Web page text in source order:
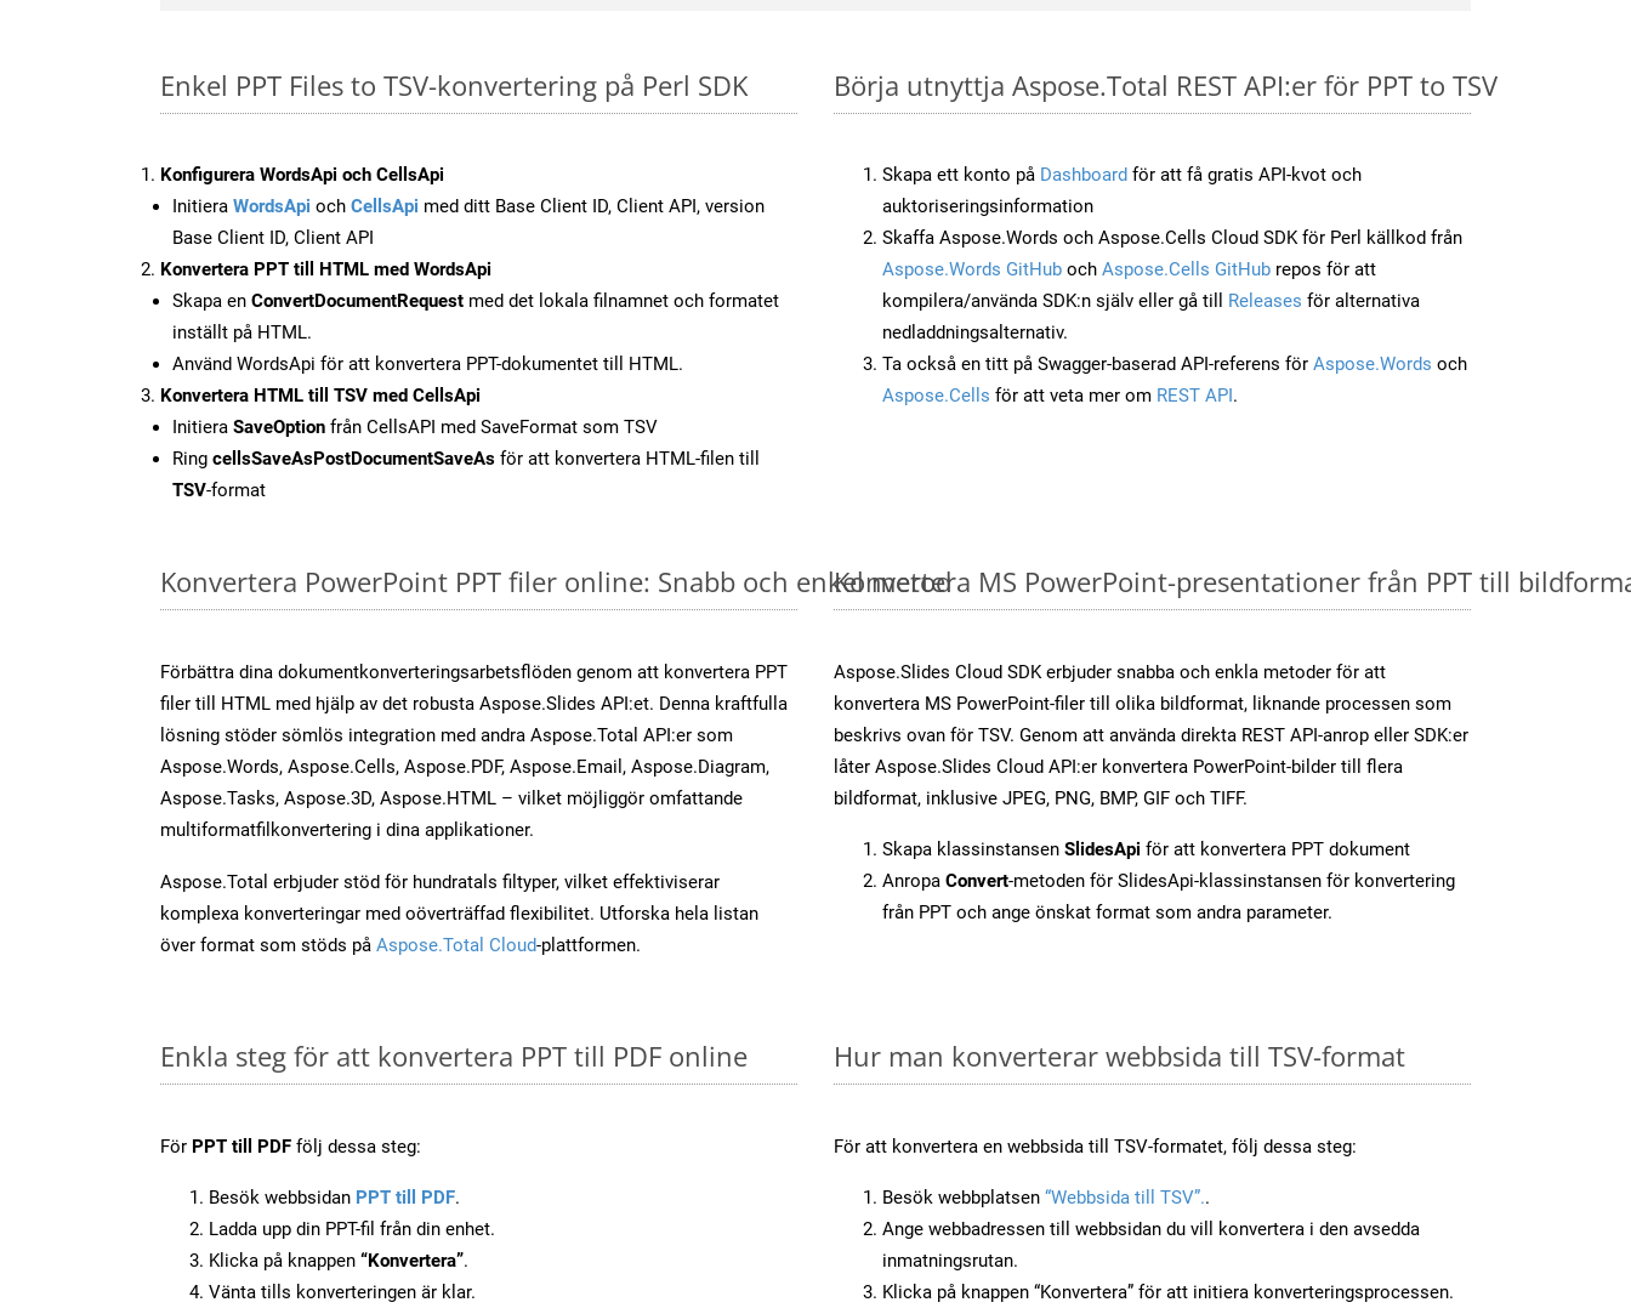
Enkel PPT Files to TSV-konvertering på Perl SDK
Konfigurera WordsApi och CellsApi
Initiera WordsApi och CellsApi med ditt Base Client ID, Client API, version
Base Client ID, Client API
Konvertera PPT till HTML med WordsApi
Skapa en ConvertDocumentRequest med det lokala filnamnet och formatet
inställt på HTML.
Använd WordsApi för att konvertera PPT-dokumentet till HTML.
Konvertera HTML till TSV med CellsApi
Initiera SaveOption från CellsAPI med SaveFormat som TSV
Ring cellsSaveAsPostDocumentSaveAs för att konvertera HTML-filen till
TSV-format
Börja utnyttja Aspose.Total REST API:er för PPT to TSV
Skapa ett konto på Dashboard för att få gratis API-kvot och
auktoriseringsinformation
Skaffa Aspose.Words och Aspose.Cells Cloud SDK för Perl källkod från
Aspose.Words GitHub och Aspose.Cells GitHub repos för att
kompilera/använda SDK:n själv eller gå till Releases för alternativa
nedladdningsalternativ.
Ta också en titt på Swagger-baserad API-referens för Aspose.Words och
Aspose.Cells för att veta mer om REST API.
Konvertera PowerPoint PPT filer online: Snabb och enkel metod
Förbättra dina dokumentkonverteringsarbetsflöden genom att konvertera PPT
filer till HTML med hjälp av det robusta Aspose.Slides API:et. Denna kraftfulla
lösning stöder sömlös integration med andra Aspose.Total API:er som
Aspose.Words, Aspose.Cells, Aspose.PDF, Aspose.Email, Aspose.Diagram,
Aspose.Tasks, Aspose.3D, Aspose.HTML – vilket möjliggör omfattande
multiformatfilkonvertering i dina applikationer.
Aspose.Total erbjuder stöd för hundratals filtyper, vilket effektiviserar
komplexa konverteringar med oöverträffad flexibilitet. Utforska hela listan
över format som stöds på Aspose.Total Cloud-plattformen.
Konvertera MS PowerPoint-presentationer från PPT till
Aspose.Slides Cloud SDK erbjuder snabba och enkla metoder för att
konvertera MS PowerPoint-filer till olika bildformat, liknande processen som
beskrivs ovan för TSV. Genom att använda direkta REST API-anrop eller SDK:er
låter Aspose.Slides Cloud API:er konvertera PowerPoint-bilder till flera
bildformat, inklusive JPEG, PNG, BMP, GIF och TIFF.
Skapa klassinstansen SlidesApi för att konvertera PPT dokument
Anropa Convert-metoden för SlidesApi-klassinstansen för konvertering
från PPT och ange önskat format som andra parameter.
Enkla steg för att konvertera PPT till PDF online
För PPT till PDF följ dessa steg:
Besök webbsidan PPT till PDF.
Ladda upp din PPT-fil från din enhet.
Klicka på knappen “Konvertera”.
Vänta tills konverteringen är klar.
Hur man konverterar webbsida till TSV-format
För att konvertera en webbsida till TSV-formatet, följ dessa steg:
Besök webbplatsen “Webbsida till TSV”..
Ange webbadressen till webbsidan du vill konvertera i den avsedda
inmatningsrutan.
Klicka på knappen “Konvertera” för att initiera konverteringsprocessen.